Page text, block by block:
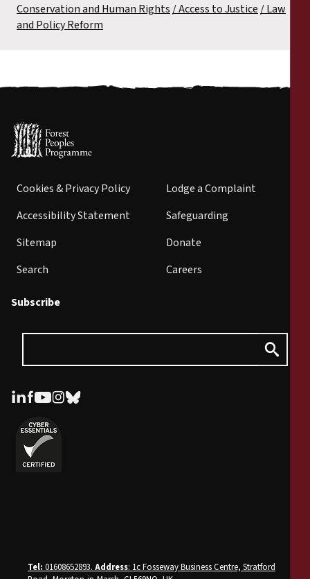
Conservation and Human Rights Access to Justice
Law
and Policy Reform
Cookies & Privacy Policy
Accessibility Statement
Sitemap
Search
Lodge a Complaint
Safeguarding
Donate
Careers
Subscribe
Tel: 01608652893. Address: 1c Fosseway Business Centre, Stratford